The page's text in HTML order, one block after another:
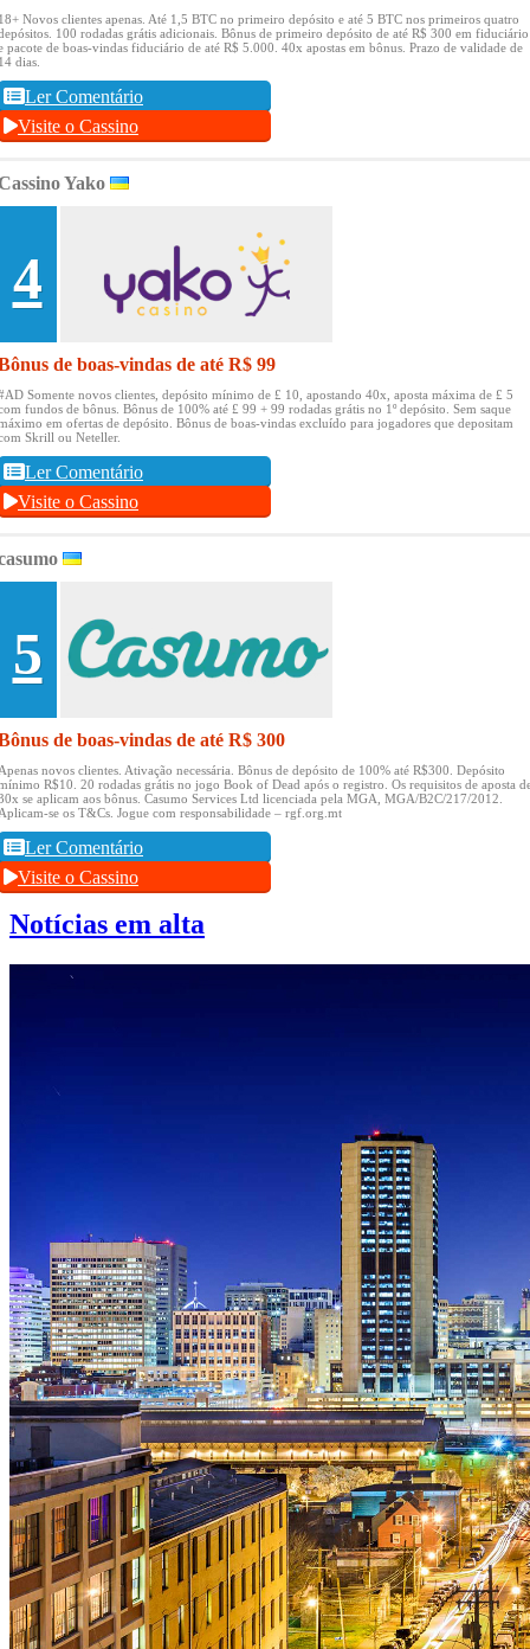
Novos clientes apenas. Até 1,5 BTC no primeiro depósito e até 5 BTC nos primeiros quatro
100 rodadas grátis adicionais. Bônus de primeiro depósito de até R$ 300 em fiduciário
pacote de boas-vindas fiduciário de até R$ 5.000. 40x apostas em bônus. Prazo de validade de
dias.
Ler Comentário
Visite o Cassino
Yako
4
de boas-vindas de até R$ 99
Somente novos clientes, depósito mínimo de £ 10, apostando 40x, aposta máxima de £ 5
fundos de bônus. Bônus de 100% até £ 99 + 99 rodadas grátis no 1º depósito. Sem saque
em ofertas de depósito. Bônus de boas-vindas excluído para jogadores que depositam
Skrill ou Neteller.
Ler Comentário
Visite o Cassino
5
de boas-vindas de até R$ 300
novos clientes. Ativação necessária. Bônus de depósito de 100% até R$300. Depósito
R$10. 20 rodadas grátis no jogo Book of Dead após o registro. Os requisitos de aposta
se aplicam aos bônus. Casumo Services Ltd licenciada pela MGA, MGA/B2C/217/2012.
se os T&Cs. Jogue com responsabilidade – rgf.org.mt
Ler Comentário
Visite o Cassino
Notícias em alta